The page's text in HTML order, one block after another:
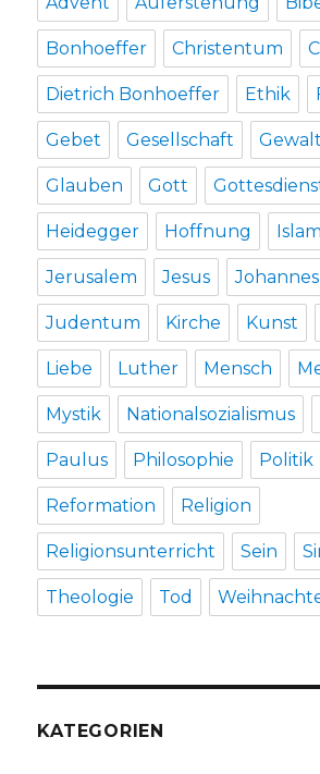
Bonhoeffer Christentum
Dietrich Bonhoeffer Ethik
Gebet Gesellschaft Gewalt
Glauben Gott
Heidegger Hoffnung Islam
Jerusalem Jesus Johannes
Judentum Kirche Kunst
Liebe Luther Mensch
Mystik Nationalsozialismus
Paulus Philosophie Politik
Reformation Religion
Religionsunterricht Sein
Theologie Tod
KATEGORIEN